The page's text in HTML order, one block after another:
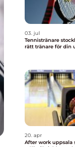
03. jul
Tennistränare stockholm så
rätt tränare för din
20. apr
After work uppsala så hittar du rätt